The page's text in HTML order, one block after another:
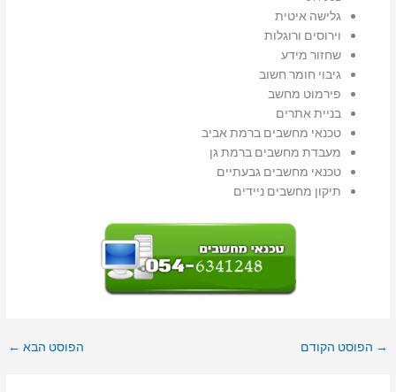
גלישה איטית
וירוסים ורוגלות
שחזור מידע
גיבוי חומר חשוב
פירמוט מחשב
בניית אתרים
טכנאי מחשבים ברמת אביב
מעבדת מחשבים ברמת גן
טכנאי מחשבים גבעתיים
תיקון מחשבים ניידים
→ הפוסט הקודם הפוסט הבא ←